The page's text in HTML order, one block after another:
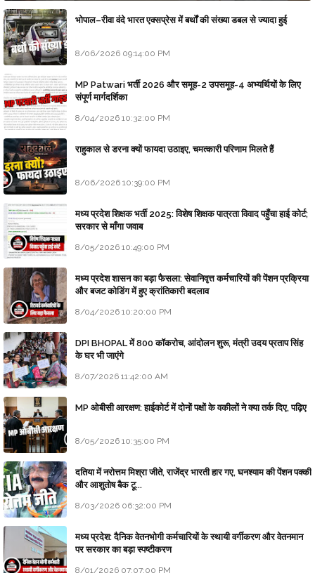
भोपाल–रीवा वंदे भारत एक्सप्रेस में बर्थों की संख्या डबल से ज्यादा हुई
8/06/2026 09:14:00 PM
MP Patwari भर्ती 2026 और समूह-2 उपसमूह-4 अभ्यर्थियों के लिए
संपूर्ण मार्गदर्शिका
8/04/2026 10:32:00 PM
राहुकाल से डरना क्यों फायदा उठाइए, चमत्कारी परिणाम मिलते हैं
8/06/2026 10:39:00 PM
मध्य प्रदेश शिक्षक भर्ती 2025: विशेष शिक्षक पात्रता विवाद पहुँचा हाई कोर्ट;
सरकार से माँगा जवाब
8/05/2026 10:49:00 PM
मध्य प्रदेश शासन का बड़ा फैसला: सेवानिवृत्त कर्मचारियों की पेंशन प्रक्रिया
और बजट कोडिंग में हुए क्रांतिकारी बदलाव
8/04/2026 10:20:00 PM
DPI BHOPAL में 800 कॉकरोच, आंदोलन शुरू, मंत्री उदय प्रताप सिंह
के घर भी जाएंगे
8/07/2026 11:42:00 AM
MP ओबीसी आरक्षण: हाईकोर्ट में दोनों पक्षों के वकीलों ने क्या तर्क दिए, पढ़िए
8/05/2026 10:35:00 PM
दतिया में नरोत्तम मिश्रा जीते, राजेंद्र भारती हार गए, घनश्याम की पेंशन पक्की
और आशुतोष बैक टू...
8/03/2026 06:32:00 PM
मध्य प्रदेश: दैनिक वेतनभोगी कर्मचारियों के स्थायी वर्गीकरण और वेतनमान
पर सरकार का बड़ा स्पष्टीकरण
8/01/2026 07:07:00 PM